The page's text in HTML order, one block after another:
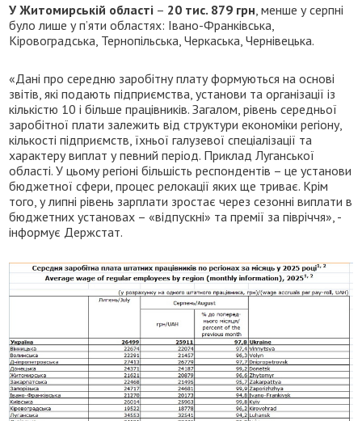
У Житомирській області – 20 тис. 879 грн , менше у серпні
було лише у п’яти областях: Івано-Франківська,
Кіровоградська, Тернопільська, Черкаська, Чернівецька.
«Дані про середню заробітну плату формуються на основі
звітів, які подають підприємства, установи та організації із
кількістю 10 і більше працівників. Загалом, рівень середньої
заробітної плати залежить від структури економіки регіону,
кількості підприємств, їхньої галузевої спеціалізації та
характеру виплат у певний період. Приклад Луганської
області. У цьому регіоні більшість респондентів – це установи
бюджетної сфери, процес релокації яких ще триває. Крім
того, у липні рівень зарплати зростає через сезонні виплати в
бюджетних установах – «відпускні» та премії за півріччя», -
інформує Держстат.